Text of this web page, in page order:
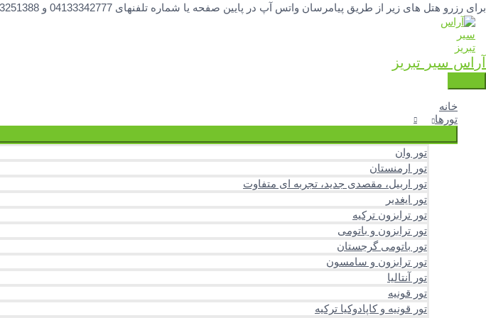
رفتن
به
محتوا
برای رزرو هتل های زیر از طریق پیامرسان واتس آپ در پایین صفحه یا شماره تلفنهای 04133342777 و 04133251388 تماس بگیرید.
آراس سیر تبریز
فهرست
اصلی
خانه
تورها
تاگل
تور وان
تور ارمنستان
تور اربیل، مقصدی جدید، تجربه ای متفاوت
تور ایغدیر
تور ترابزون ترکیه
تور ترابزون و باتومی
تور باتومی گرجستان
تور ترابزون و سامسون
تور آنتالیا
تور قونیه
تور قونیه و کاپادوکیا ترکیه